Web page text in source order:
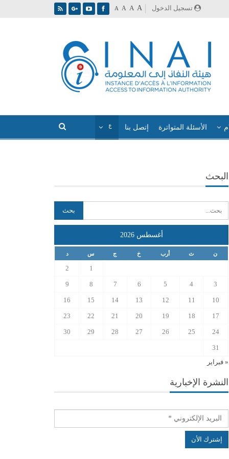
تسجيل الدخول A A A A
الأسئلة المتواترة إتصل بنا
البحث
أغسطس 2026
ن ث أرب خ ج س د
1
2
3
4
5
6
7
8
9
10
11
12
13
14
15
16
17
18
19
20
21
22
23
24
25
26
27
28
29
30
31
« فبراير
النشرة الإخبارية